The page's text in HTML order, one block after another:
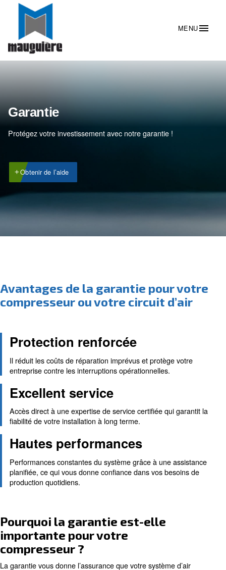
Garantie
Protégez votre investissement avec notre garantie !
Obtenir de l’aide
Avantages de la garantie pour
compresseur ou votre circuit
Protection renforcée
Il réduit les coûts de réparation imprévus et protège
entreprise contre les interruptions opérationnelles.
Excellent service
fiabilité de votre installation à long terme.
Hautes performances